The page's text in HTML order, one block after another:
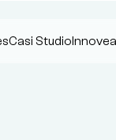
Casi Studio